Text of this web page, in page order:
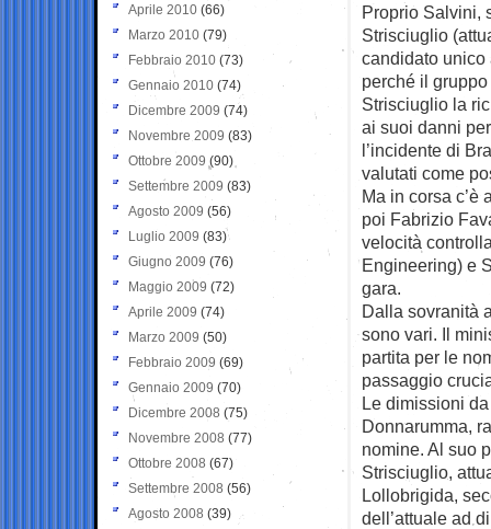
Proprio Salvini,
Strisciuglio
candidato
perché il
Strisciuglio la
ai suoi danni per
l’incidente di
valutati come
Ma in corsa c’è
poi Fabrizio
velocità
Engineering) e
gara.
Dalla sovranità
sono vari. Il
partita per le
passaggio
Le dimissioni
Donnarumma,
nomine. Al suo
Strisciuglio,
Lollobrigida,
dell’attuale ad
Aprile 2010 (66)
Marzo 2010 (79)
Febbraio 2010 (73)
Gennaio 2010 (74)
Dicembre 2009 (74)
Novembre 2009 (83)
Ottobre 2009 (90)
Settembre 2009 (83)
Agosto 2009 (56)
Luglio 2009 (83)
Giugno 2009 (76)
Maggio 2009 (72)
Aprile 2009 (74)
Marzo 2009 (50)
Febbraio 2009 (69)
Gennaio 2009 (70)
Dicembre 2008 (75)
Novembre 2008 (77)
Ottobre 2008 (67)
Settembre 2008 (56)
Agosto 2008 (39)